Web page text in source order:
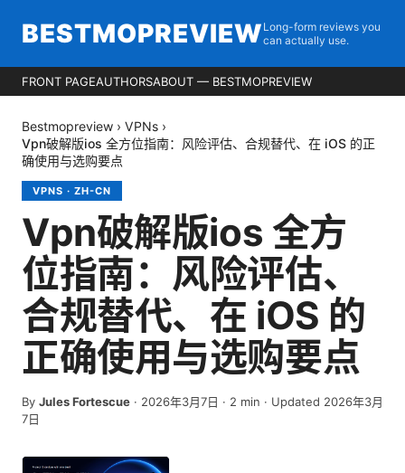
BESTMOPREVIEW Long-form reviews you
can actually use.
FRONT PAGEAUTHORSABOUT — BESTMOPREVIEW
Bestmopreview › VPNs ›
Vpn破解版ios 全方位指南：风险评估、合规替代、在 iOS 的正
确使用与选购要点
VPNS · ZH-CN
Vpn破解版ios 全方
位指南：风险评估、
合规替代、在 iOS 的
正确使用与选购要点
By Jules Fortescue · 2026年3月7日 · 2 min · Updated 2026年3月
7日